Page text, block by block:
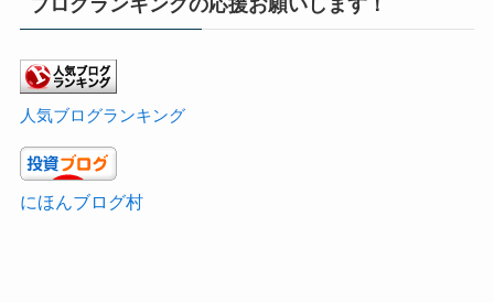
ブログランキングの応援お願いします！
人気ブログランキング
にほんブログ村